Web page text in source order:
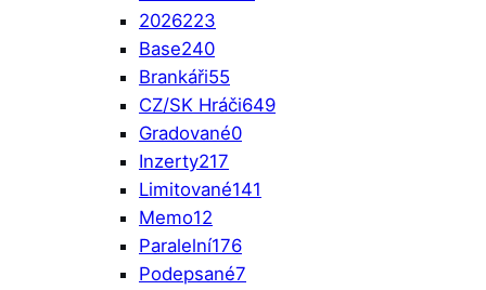
2026223
Base240
Brankáři55
CZ/SK Hráči649
Gradované0
Inzerty217
Limitované141
Memo12
Paralelní176
Podepsané7